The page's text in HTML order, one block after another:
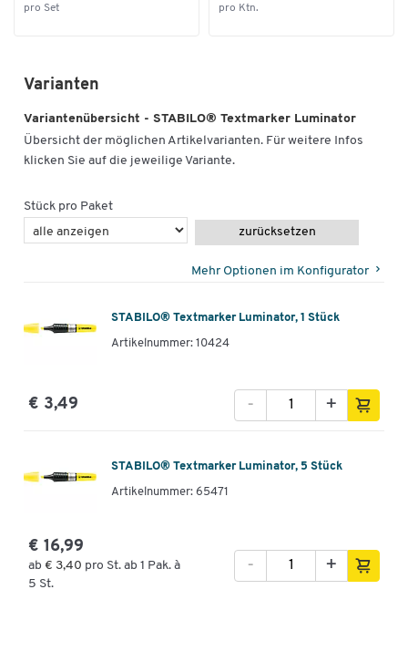
pro Set pro Ktn.
Varianten
Variantenübersicht - STABILO® Textmarker Luminator
Übersicht der möglichen Artikelvarianten. Für weitere Infos
klicken Sie auf die jeweilige Variante.
Stück pro Paket
zurücksetzen
Mehr Optionen im Konfigurator
STABILO® Textmarker Luminator, 1 Stück
Artikelnummer: 10424
€ 3,49 +
-
STABILO® Textmarker Luminator, 5 Stück
Artikelnummer: 65471
€ 16,99
ab € 3,40 pro St. ab 1 Pak. à
5 St.
+
-
Zum Zoomen doppeltippen